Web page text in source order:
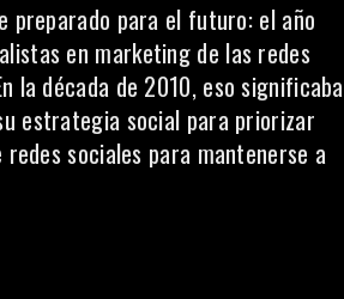
preparado para el futuro: el año
en marketing de las redes
la década de 2010, eso significaba
estrategia social para priorizar
sociales para mantenerse a